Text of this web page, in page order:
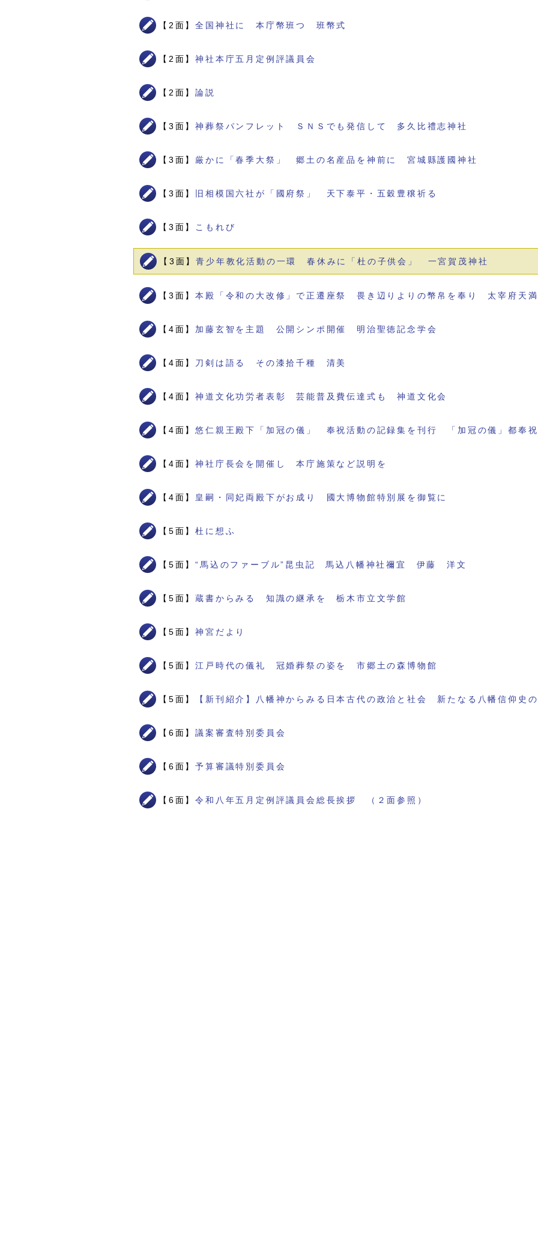
【2面】全国神社に 本庁幣班つ 班幣式
【2面】神社本庁五月定例評議員会
【2面】論説
【3面】神葬祭パンフレット ＳＮＳでも発信して 多久比禮志神社
【3面】 厳かに「春季大祭」 郷土の名産品を神前に 宮城縣護國神社
【3面】 旧相模国六社が「國府祭」 天下泰平・五穀豊穣祈る
【3面】 こもれび
【3面】青少年教化活動の一環 春休みに「杜の子供会」 一宮賀茂神社
【3面】本殿「令和の大改修」で正遷座祭 畏き辺りよりの幣帛を奉り 太宰府天満
【4面】 加藤玄智を主題 公開シンポ開催 明治聖徳記念学会
【4面】 刀剣は語る その漆拾千種 清美
【4面】神道文化功労者表彰 芸能普及費伝達式も 神道文化会
【4面】悠仁親王殿下「加冠の儀」 奉祝活動の記録集を刊行 「加冠の儀」都奉祝
【4面】神社庁長会を開催し 本庁施策など説明を
【4面】 皇嗣・同妃両殿下がお成り 國大博物館特別展を御覧に
【5面】杜に想ふ
【5面】“馬込のファーブル”昆虫記 馬込八幡神社禰宜 伊藤 洋文
【5面】蔵書からみる 知識の継承を 栃木市立文学館
【5面】神宮だより
【5面】江戸時代の儀礼 冠婚葬祭の姿を 市郷土の森博物館
【5面】 【新刊紹介】八幡神からみる日本古代の政治と社会 新たなる八幡信仰史
【6面】議案審査特別委員会
【6面】予算審議特別委員会
【6面】令和八年五月定例評議員会総長挨拶 （２面参照）